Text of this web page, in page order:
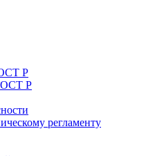
Р
Р
регламенту